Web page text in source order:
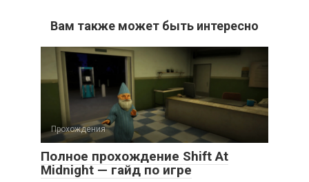
Вам также может быть интересно
Прохождения
Полное прохождение Shift At
Midnight — гайд по игре